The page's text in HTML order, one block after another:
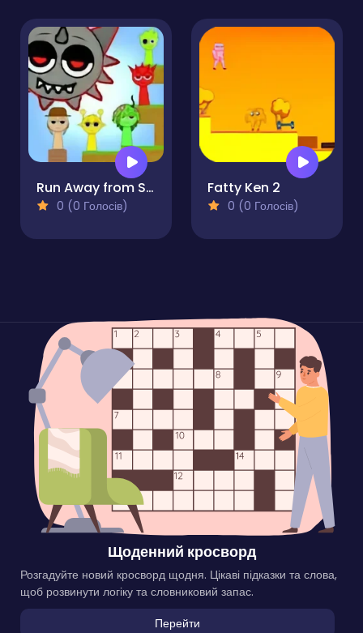
Run Away from Sprunki Eater
0 (0 Голосів)
Fatty Ken 2
0 (0 Голосів)
Щоденний кросворд
Розгадуйте новий кросворд щодня. Цікаві підказки та слова,
щоб розвинути логіку та словниковий запас.
Перейти